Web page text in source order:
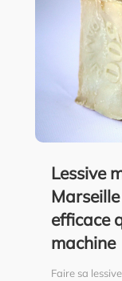
Lessive
efficace
machine
Faire sa